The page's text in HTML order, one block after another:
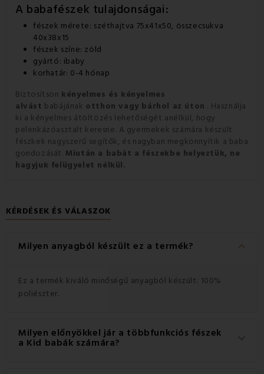
A babafészek tulajdonságai:
fészek mérete: széthajtva 75x41x50, összecsukva
40x38x15
fészek színe: zöld
gyártó: ibaby
korhatár: 0-4 hónap
Biztosítson kényelmes és kényelmes
alvást babájának otthon vagy bárhol az úton . Használja
ki a kényelmes átöltözés lehetőségét anélkül, hogy
pelenkázóasztalt keresne. A gyermekek számára készült
fészkek nagyszerű segítők, és nagyban megkönnyítik a baba
gondozását. Miután a babát a fészekbe helyeztük, ne
hagyjuk felügyelet nélkül.
KÉRDÉSEK ÉS VÁLASZOK
Milyen anyagból készült ez a termék? keyboard_arrow_down
Ez a termék kiváló minőségű anyagból készült: 100%
poliészter.
Milyen előnyökkel jár a többfunkciós fészek
a Kid babák számára?